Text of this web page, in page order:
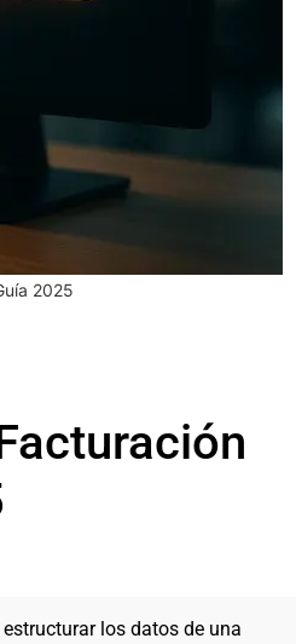
2025
los datos de una